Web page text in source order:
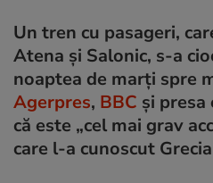
Un tren cu pasageri,
Atena și Salonic, s-a
noaptea de marți spre
Agerpres, BBC și presa
că este „cel mai grav
care l-a cunoscut